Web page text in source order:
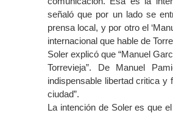
señaló que por un lado se
prensa local, y por otro el
internacional que hable de
Soler explicó que “Manuel
Torrevieja”. De Manuel
indispensable libertad critica y
ciudad”.
La intención de Soler es que